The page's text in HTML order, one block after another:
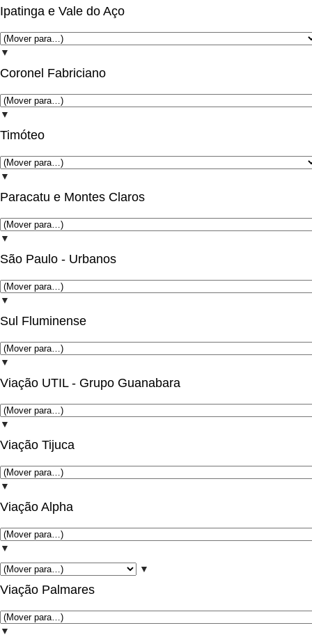
Ipatinga e Vale do Aço
▼
Coronel Fabriciano
▼
Timóteo
▼
Paracatu e Montes Claros
▼
São Paulo - Urbanos
▼
Sul Fluminense
▼
Viação UTIL - Grupo Guanabara
▼
Viação Tijuca
▼
Viação Alpha
▼
▼
Viação Palmares
▼